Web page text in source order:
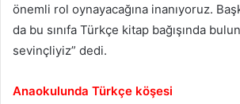
önemli rol oynayacağına inanıyoruz.
da bu sınıfa Türkçe kitap bağışında
sevinçliyiz” dedi.
Anaokulunda Türkçe köşesi